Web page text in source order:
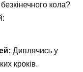
кола?
Дивлячись у
кроків.